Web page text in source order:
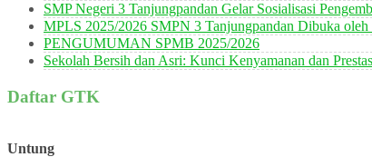
SMP Negeri 3 Tanjungpandan Gelar Sosialisasi
MPLS 2025/2026 SMPN 3 Tanjungpandan Dibuka
PENGUMUMAN SPMB 2025/2026
Sekolah Bersih dan Asri: Kunci Kenyamanan dan
Daftar GTK
Untung